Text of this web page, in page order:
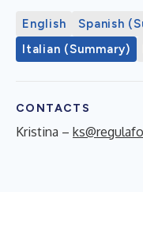
English Spanish
Italian (Summary)
CONTACTS
Kristina –